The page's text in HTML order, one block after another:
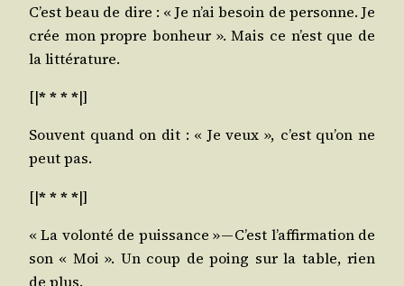
C’est beau de dire : « Je n’ai besoin de per­sonne. Je
crée mon propre bon­heur ». Mais ce n’est que de
la littérature.
[|* * * *|]
Sou­vent quand on dit : « Je veux », c’est qu’on ne
peut pas.
[|* * * *|]
« La volon­té de puis­sance » — C’est l’af­fir­ma­tion de
son « Moi ». Un coup de poing sur la table, rien
de plus.